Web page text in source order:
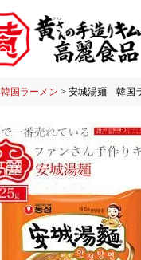
韓国ラーメン 安城湯麺 韓国